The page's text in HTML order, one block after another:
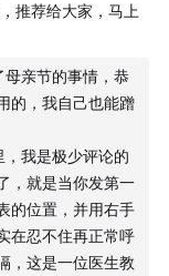
推荐给大家，马上
亲节的事情，恭
的，我自己也能蹭
我是极少评论的
，就是当你发第一
的位置，并用右手
在忍不住再正常呼
，这是一位医生教